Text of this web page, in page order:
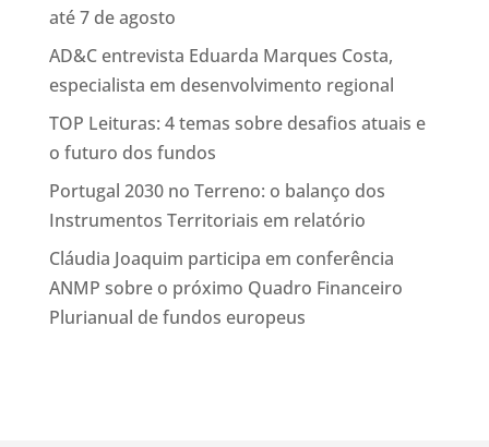
até 7 de agosto
AD&C entrevista Eduarda Marques Costa,
especialista em desenvolvimento regional
TOP Leituras: 4 temas sobre desafios atuais e
o futuro dos fundos
Portugal 2030 no Terreno: o balanço dos
Instrumentos Territoriais em relatório
Cláudia Joaquim participa em conferência
ANMP sobre o próximo Quadro Financeiro
Plurianual de fundos europeus